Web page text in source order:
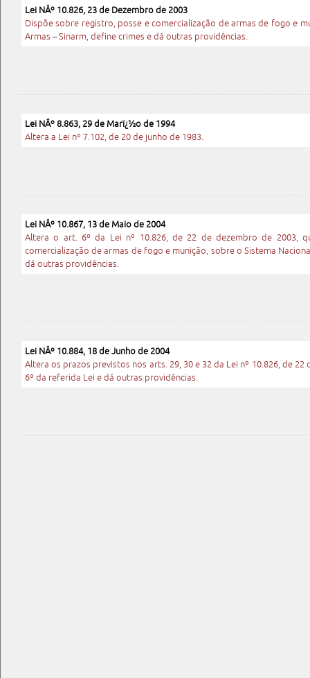
Lei NÂº 10.826, 23 de Dezembro de 2003
Dispõe sobre registro, posse e comercialização de armas de fogo e
Armas – Sinarm, define crimes e dá outras providências.
Lei NÂº 8.863, 29 de Marï¿½o de 1994
Altera a Lei nº 7.102, de 20 de junho de 1983.
Lei NÂº 10.867, 13 de Maio de 2004
Altera o art. 6º da Lei nº 10.826, de 22 de dezembro de 2003,
comercialização de armas de fogo e munição, sobre o Sistema
dá outras providências.
Lei NÂº 10.884, 18 de Junho de 2004
Altera os prazos previstos nos arts. 29, 30 e 32 da Lei nº 10.826, de 22
6º da referida Lei e dá outras providências.